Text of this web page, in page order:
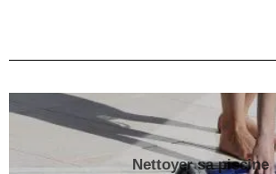
Nettoyer sa piscine